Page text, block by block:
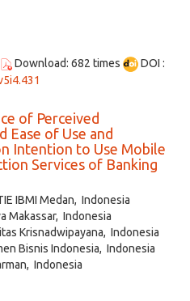
Download: 682 times
DOI :
of Perceived
Ease of Use and
Intention to Use Mobile
Services of Banking
IBMI Medan, Indonesia
Makassar, Indonesia
Krisnadwipayana, Indonesia
Bisnis Indonesia, Indonesia
Indonesia